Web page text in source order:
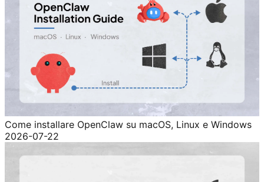
Come installare OpenClaw su macOS, Linux e Windows
2026-07-22